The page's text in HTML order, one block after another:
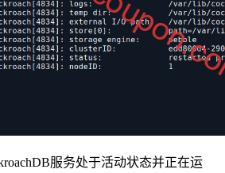
服务处于活动状态并正在运